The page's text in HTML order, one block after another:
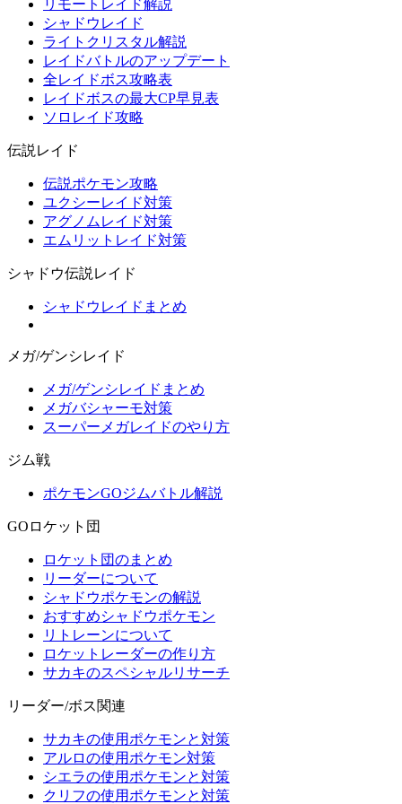
リモートレイド解説
シャドウレイド
ライトクリスタル解説
レイドバトルのアップデート
全レイドボス攻略表
レイドボスの最大CP早見表
ソロレイド攻略
伝説レイド
伝説ポケモン攻略
ユクシーレイド対策
アグノムレイド対策
エムリットレイド対策
シャドウ伝説レイド
シャドウレイドまとめ
メガ/ゲンシレイド
メガ/ゲンシレイドまとめ
メガバシャーモ対策
スーパーメガレイドのやり方
ジム戦
ポケモンGOジムバトル解説
GOロケット団
ロケット団のまとめ
リーダーについて
シャドウポケモンの解説
おすすめシャドウポケモン
リトレーンについて
ロケットレーダーの作り方
サカキのスペシャルリサーチ
リーダー/ボス関連
サカキの使用ポケモンと対策
アルロの使用ポケモン対策
シエラの使用ポケモンと対策
クリフの使用ポケモンと対策